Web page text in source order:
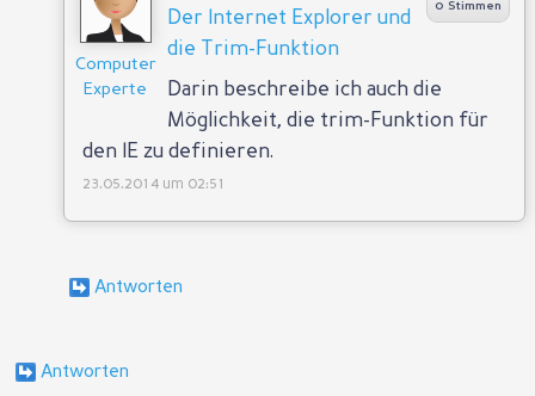
Computer
Experte
0 Stimmen
Der Internet Explorer und
die Trim-Funktion
Darin beschreibe ich auch die
Möglichkeit, die trim-Funktion für
den IE zu definieren.
23.05.2014 um 02:51